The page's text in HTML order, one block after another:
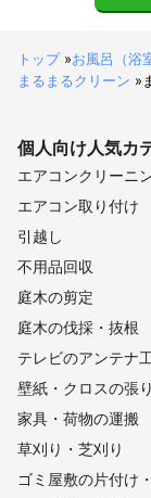
トップ»お風呂（浴
まるまるクリーン »
個人向け人気カ
エアコンクリーニ
エアコン取り付け
引越し
不用品回収
庭木の剪定
庭木の伐採・抜根
テレビのアンテナ
壁紙・クロスの張
家具・荷物の運搬
草刈り・芝刈り
ゴミ屋敷の片付け